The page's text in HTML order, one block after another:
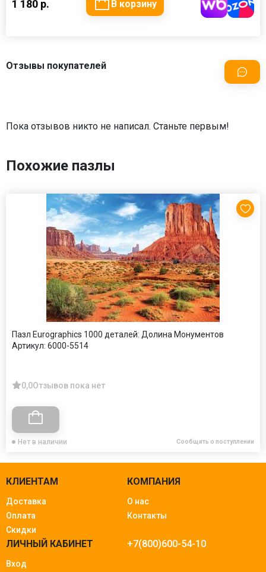
1 180 р. В корзину
Отзывы покупателей
Пока отзывов никто не написал. Станьте первым!
Похожие пазлы
Пазл Eurographics 1000 деталей: Долина Монументов
Артикул: 6000-5514
0,0Отзывов пока нет
Нет в наличии Сообщить о поступлении
КЛИЕНТАМ
Доставка
Оплата
Скидки
КОМПАНИЯ
О нас
Контакты
ЛИЧНЫЙ КАБИНЕТ
Вход
+7(800)600-54-10